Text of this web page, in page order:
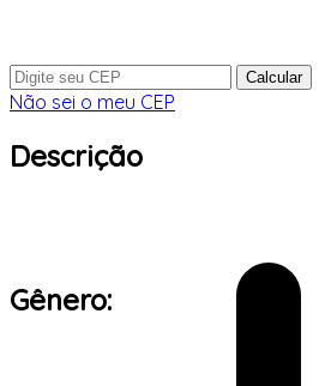
Calcular
Não sei o meu CEP
Descrição
Gênero: